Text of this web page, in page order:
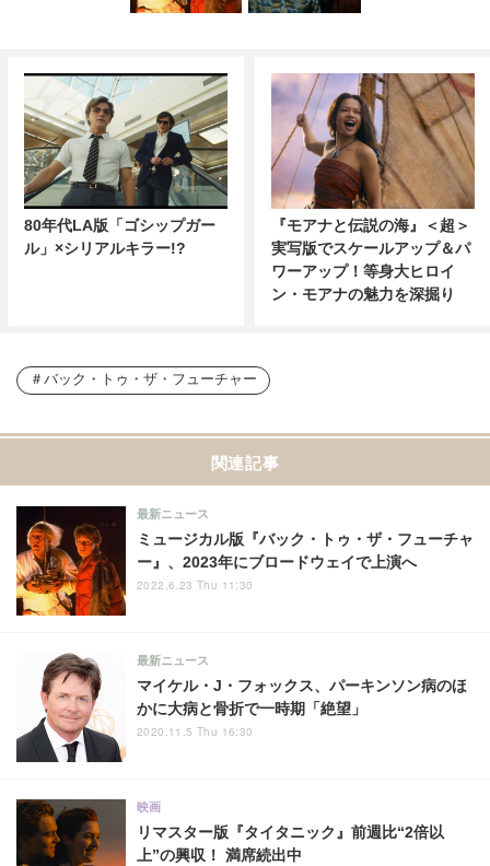
80年代LA版「ゴシップガー
ル」×シリアルキラー!?
『モアナと伝説の海』＜超＞
実写版でスケールアップ＆パ
ワーアップ！等身大ヒロイ
ン・モアナの魅力を深掘り
バック・トゥ・ザ・フューチャー
関連記事
ミュージカル版『バック・トゥ・ザ・フューチャ
ー』、2023年にブロードウェイで上演へ
最新ニュース
2022.6.23 Thu 11:30
マイケル・J・フォックス、パーキンソン病のほ
かに大病と骨折で一時期「絶望」
最新ニュース
2020.11.5 Thu 16:30
リマスター版『タイタニック』前週比“2倍以
上”の興収！ 満席続出中
映画